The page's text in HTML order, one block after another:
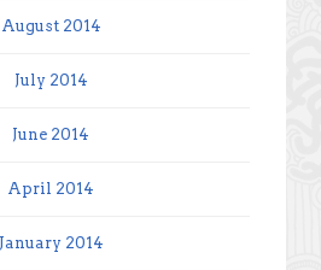
August 2014
July 2014
June 2014
April 2014
January 2014